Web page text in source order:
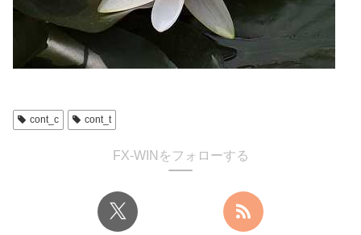
cont_c cont_t
FX-WINをフォローする